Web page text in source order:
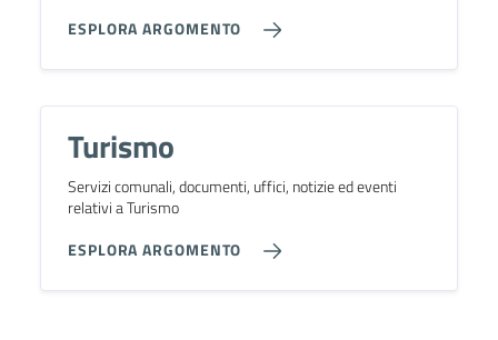
ESPLORA ARGOMENTO
Turismo
Servizi comunali, documenti, uffici, notizie ed eventi
relativi a Turismo
ESPLORA ARGOMENTO